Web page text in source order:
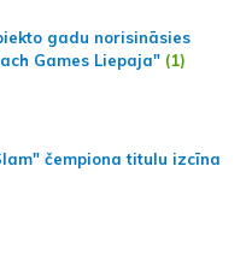
gadu norisināsies
Games Liepaja" (1)
čempiona titulu izcīna